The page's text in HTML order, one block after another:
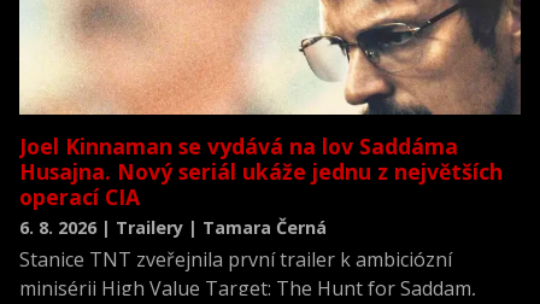
Joel Kinnaman se vydává na lov Saddáma
Husajna. Nový seriál ukáže jednu z největších
operací CIA
6. 8. 2026 | Trailery | Tamara Černá
Stanice TNT zveřejnila první trailer k ambiciózní
minisérii High Value Target: The Hunt for Saddam,